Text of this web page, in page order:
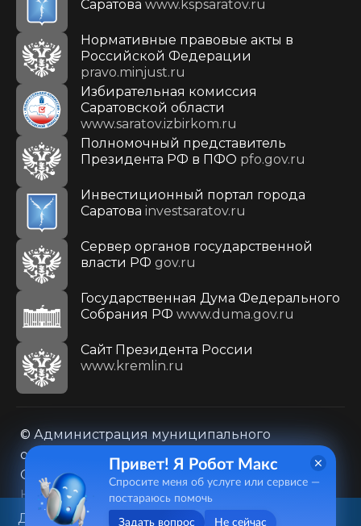
Саратова www.kspsaratov.ru
Нормативные правовые акты в
Российской Федерации
pravo.minjust.ru
Избирательная комиссия
Саратовской области
www.saratov.izbirkom.ru
Полномочный представитель
Президента РФ в ПФО pfo.gov.ru
Инвестиционный портал города
Саратова investsaratov.ru
Сервер органов государственной
власти РФ gov.ru
Государственная Дума Федерального
Собрания РФ www.duma.gov.ru
Cайт Президента России
www.kremlin.ru
© Администрация муниципального
образования городского округа «Город
Саратов»
Контакты
Карта сайта
Политика в отношении обработки
Данный веб-сайт использует
Привет! Я Робот Макс
Спросите меня об услуге или сервисе —
постараюсь помочь
Задать вопрос Не сейчас